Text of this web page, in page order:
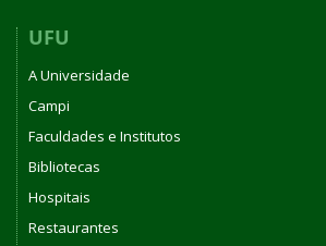
UFU
A Universidade
Campi
Faculdades e Institutos
Bibliotecas
Hospitais
Restaurantes